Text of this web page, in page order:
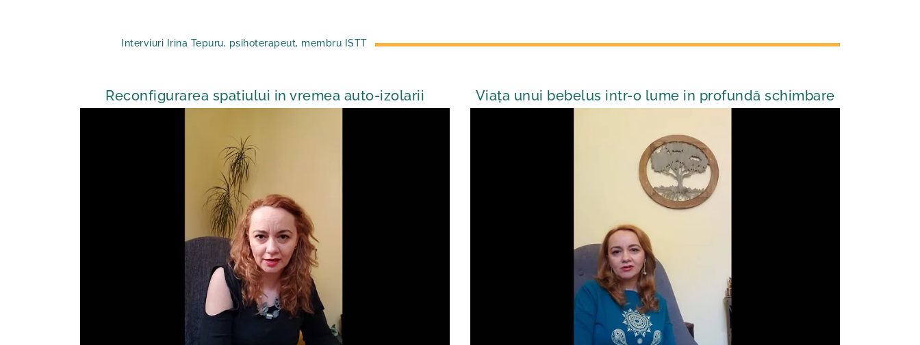
Interviuri Irina Tepuru, psihoterapeut, membru ISTT
Reconfigurarea spatiului in vremea auto-izolarii Viața unui bebelus intr-o lume in profundă schimbare